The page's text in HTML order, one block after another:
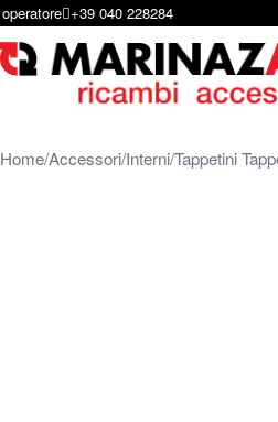
Salta al contenutoScrivici per e-mail
HomeAccessori InterniTappetini